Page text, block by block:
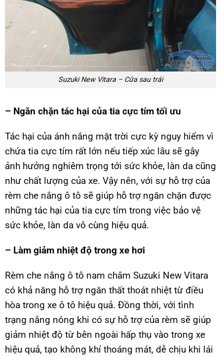
Suzuki New Vitara – Cửa sau trái
– Ngăn chặn tác hại của tia cực tím tối ưu
Tác hại của ánh nắng mặt trời cực kỳ nguy hiểm vì
chứa tia cực tím rất lớn nếu tiếp xúc lâu sẽ gây
ảnh hưởng nghiêm trọng tới sức khỏe, làn da cũng
như chất lượng của xe. Vậy nên, với sự hỗ trợ của
rèm che nắng ô tô sẽ giúp hỗ trợ ngăn chặn được
những tác hại của tia cực tím trong việc bảo vệ
sức khỏe, làn da vô cùng hiệu quả.
– Làm giảm nhiệt độ trong xe hơi
Rèm che nắng ô tô nam châm Suzuki New Vitara
có khả năng hỗ trợ ngăn thất thoát nhiệt từ điều
hòa trong xe ô tô hiệu quả. Đồng thời, với tình
trạng nắng nóng khi có sự hỗ trợ của rèm sẽ giúp
giảm nhiệt độ từ bên ngoài hấp thụ vào trong xe
hiệu quả, tạo không khí thoáng mát, dễ chịu khi lái